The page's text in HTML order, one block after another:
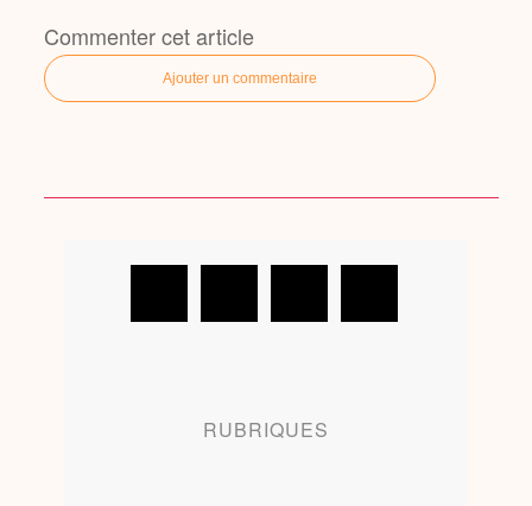
Commenter cet article
Ajouter un commentaire
RUBRIQUES